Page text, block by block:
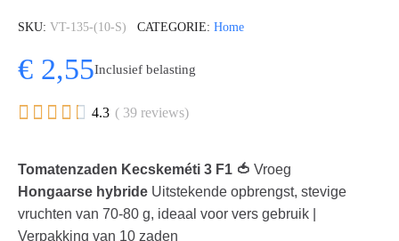
SKU VT-135-(10-S) CATEGORIE Home
€ 2,55Inclusief belasting
     4.3 ( 39 reviews)
Tomatenzaden Kecskeméti 3 F1 🍅 Vroeg
Hongaarse hybride Uitstekende opbrengst, stevige
vruchten van 70-80 g, ideaal voor vers gebruik |
Verpakking van 10 zaden